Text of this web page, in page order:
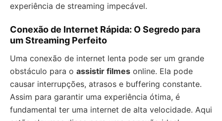
experiência de streaming impecável.
Conexão de Internet Rápida: O Segredo para
um Streaming Perfeito
Uma conexão de internet lenta pode ser um grande
obstáculo para o assistir filmes online. Ela pode
causar interrupções, atrasos e buffering constante.
Assim para garantir uma experiência ótima, é
fundamental ter uma internet de alta velocidade. Aqui